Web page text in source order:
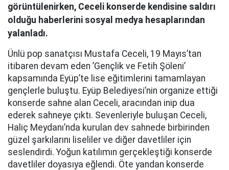
görüntülenirken, Ceceli konserde kendisine saldırı
olduğu haberlerini sosyal medya hesaplarından
yalanladı.
Ünlü pop sanatçısı Mustafa Ceceli, 19 Mayıs’tan
itibaren devam eden ’Gençlik ve Fetih Şöleni’
kapsamında Eyüp’te lise eğitimlerini tamamlayan
gençlerle buluştu. Eyüp Belediyesi’nin organize ettiği
konserde sahne alan Ceceli, aracından inip dua
ederek sahneye çıktı. Sevenleriyle buluşan Ceceli,
Haliç Meydanı’nda kurulan dev sahnede birbirinden
güzel şarkılarını liseliler ve diğer davetliler için
seslendirdi. Yoğun katılımın gerçekleştiği konserde
davetliler doyasıya eğlendi. Öte yandan konserde